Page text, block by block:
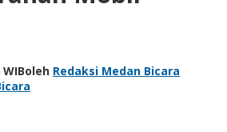
oleh Redaksi Medan Bicara